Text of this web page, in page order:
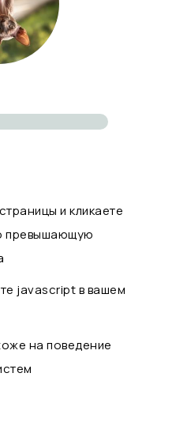
и кликаете
превышающую
javascript в вашем
на поведение